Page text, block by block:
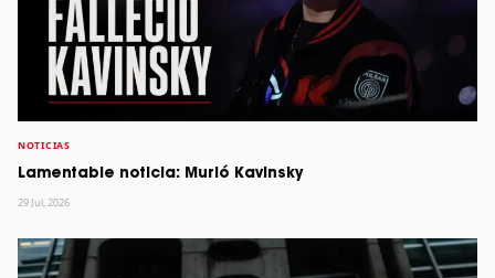
NOTICIAS
Lamentable noticia: Murió Kavinsky
29 Jul, 2026